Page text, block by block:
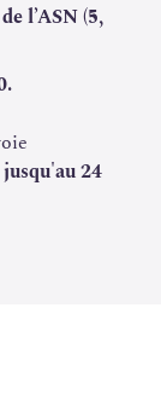
verticale ;
;
horizontale ;
;
;
l’ASN (5,
jusqu'au 24